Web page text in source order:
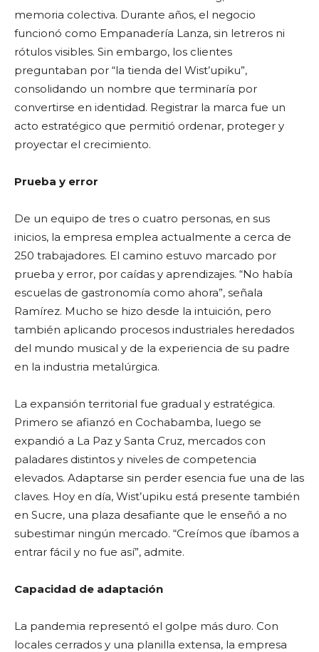
memoria colectiva. Durante años, el negocio
funcionó como Empanadería Lanza, sin letreros ni
rótulos visibles. Sin embargo, los clientes
preguntaban por “la tienda del Wist’upiku”,
consolidando un nombre que terminaría por
convertirse en identidad. Registrar la marca fue un
acto estratégico que permitió ordenar, proteger y
proyectar el crecimiento.
Prueba y error
De un equipo de tres o cuatro personas, en sus
inicios, la empresa emplea actualmente a cerca de
250 trabajadores. El camino estuvo marcado por
prueba y error, por caídas y aprendizajes. “No había
escuelas de gastronomía como ahora”, señala
Ramírez. Mucho se hizo desde la intuición, pero
también aplicando procesos industriales heredados
del mundo musical y de la experiencia de su padre
en la industria metalúrgica.
La expansión territorial fue gradual y estratégica.
Primero se afianzó en Cochabamba, luego se
expandió a La Paz y Santa Cruz, mercados con
paladares distintos y niveles de competencia
elevados. Adaptarse sin perder esencia fue una de las
claves. Hoy en día, Wist’upiku está presente también
en Sucre, una plaza desafiante que le enseñó a no
subestimar ningún mercado. “Creímos que íbamos a
entrar fácil y no fue así”, admite.
Capacidad de adaptación
La pandemia representó el golpe más duro. Con
locales cerrados y una planilla extensa, la empresa